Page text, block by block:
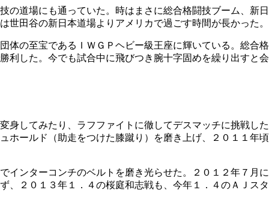
の道場にも通っていた。時はまさに総合格闘技ブーム、新日
田谷の新日本道場よりアメリカで過ごす時間が長かった。
体の至宝であるＩＷＧＰヘビー級王座に輝いている。総合格
利した。今でも試合中に飛びつき腕十字固めを繰り出すと会
身してみたり、ラフファイトに徹してデスマッチに挑戦した
ホールド（助走をつけた膝蹴り）を磨き上げ、２０１１年頃
インターコンチのベルトを磨き光らせた。２０１２年７月に
、２０１３年１．４の桜庭和志戦も、今年１．４のＡＪスタ